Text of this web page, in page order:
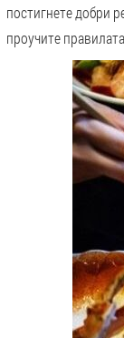
постигнете добри
проучите